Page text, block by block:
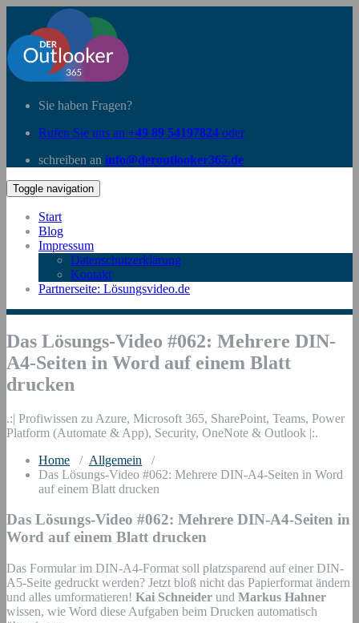
Sie haben Fragen?
Rufen Sie uns an +49 89 54197824 oder
schreiben an info@deroutlooker365.de
Toggle navigation
Start
Blog
Impressum
Datenschutzerklärung
Kontakt
Partnerseite: Lösungsvideo.de
Das Lösungs-Video #062: Mehrere DIN-
A4-Seiten in Word auf einem Blatt
drucken
.:| Profiwissen zu Azure, Microsoft 365, SharePoint, Teams, Power
Platform (Automate & App), Security, OneNote & Outlook |:.
Home / Allgemein /
Das Lösungs-Video #062: Mehrere DIN-A4-Seiten in Word
auf einem Blatt drucken
Das Lösungs-Video #062: Mehrere DIN-A4-Seiten in
Word auf einem Blatt drucken
Das Formular im DIN-A4-Format soll platzsparend auf einer DIN-
A5-Seite gedruckt werden? Jetzt bloß nicht das Papierformat ändern
und alles umformatieren! Kai Schneider und Markus Hahner
wissen, wie Word diese Aufgaben beim Drucken automatisch